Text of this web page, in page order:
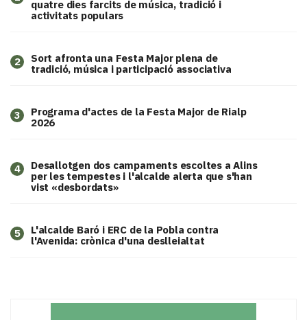
quatre dies farcits de música, tradició i
activitats populars
2
Sort afronta una Festa Major plena de
tradició, música i participació associativa
3
Programa d'actes de la Festa Major de Rialp
2026
4
​Desallotgen dos campaments escoltes a Alins
per les tempestes i l'alcalde alerta que s'han
vist «desbordats»
5
L'alcalde Baró i ERC de la Pobla contra
l'Avenida: crònica d'una deslleialtat